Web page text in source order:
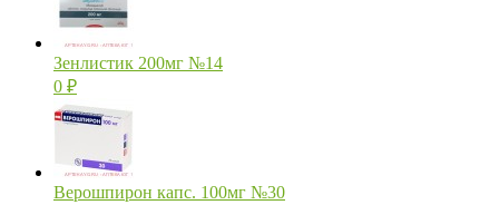
Зенлистик 200мг №14
0 ₽
Верошпирон капс. 100мг №30